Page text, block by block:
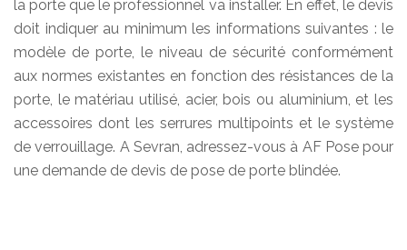
la porte que le professionnel va installer. En effet, le devis
doit indiquer au minimum les informations suivantes : le
modèle de porte, le niveau de sécurité conformément
aux normes existantes en fonction des résistances de la
porte, le matériau utilisé, acier, bois ou aluminium, et les
accessoires dont les serrures multipoints et le système
de verrouillage. A Sevran, adressez-vous à AF Pose pour
une demande de devis de pose de porte blindée.